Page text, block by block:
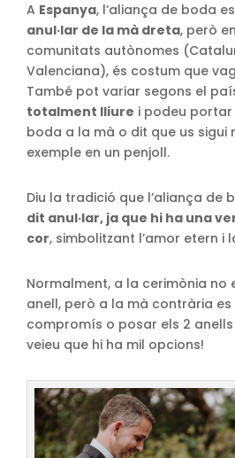
A Espanya, l’aliança de boda
anul·lar de la mà dreta, però
comunitats autònomes
Valenciana), és costum que
També pot variar segons el
totalment lliure i podeu
boda a la mà o dit que us sigui
exemple en un penjoll.
Diu la tradició que l’aliança de
dit anul·lar, ja que hi ha una
cor, simbolitzant l’amor etern i
Normalment, a la cerimònia
anell, però a la mà contrària
compromís o posar els 2
veieu que hi ha mil opcions!